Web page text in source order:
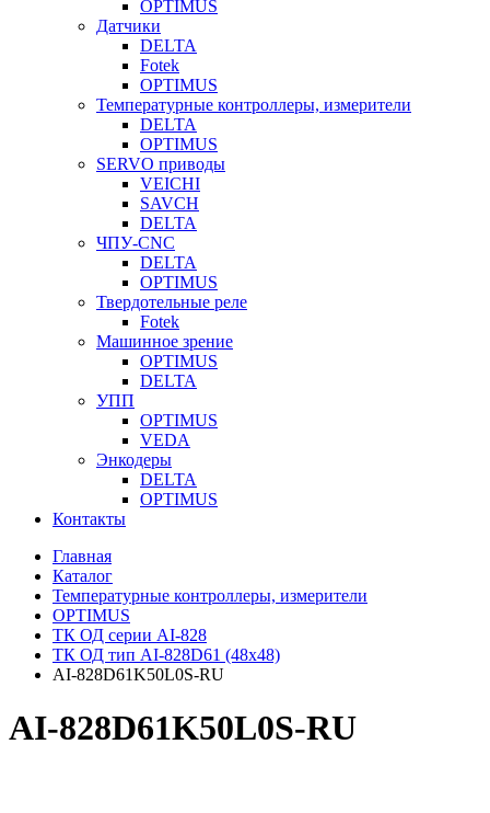
OPTIMUS
Датчики
DELTA
Fotek
OPTIMUS
Температурные контроллеры, измерители
DELTA
OPTIMUS
SERVO приводы
VEICHI
SAVCH
DELTA
ЧПУ-CNC
DELTA
OPTIMUS
Твердотельные реле
Fotek
Машинное зрение
OPTIMUS
DELTA
УПП
OPTIMUS
VEDA
Энкодеры
DELTA
OPTIMUS
Контакты
Главная
Каталог
Температурные контроллеры, измерители
OPTIMUS
ТК ОД серии AI-828
ТК ОД тип AI-828D61 (48x48)
AI-828D61K50L0S-RU
AI-828D61K50L0S-RU